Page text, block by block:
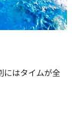
にはタイムが全